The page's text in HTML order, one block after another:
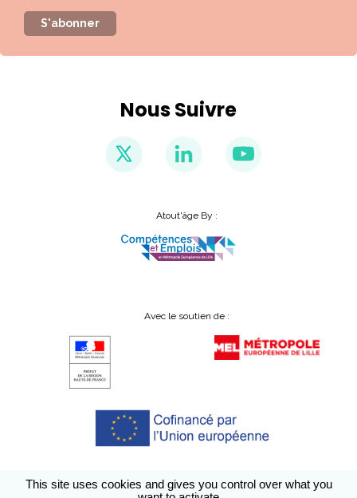
S'abonner
Nous Suivre
Atout'âge By :
Avec le soutien de :
This site uses cookies and gives you control over what you